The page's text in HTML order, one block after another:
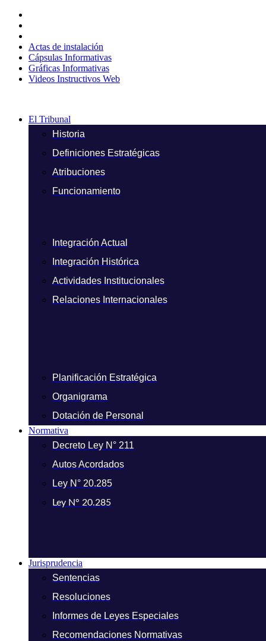
contenido
Actas de instalación
Cápsulas Informativas
Gráficas Informativas
Videos Instructivos Web
El Tribunal
Historia
Definiciones Estratégicas
Atribuciones
Funcionamiento
Integración Actual
Integración Histórica
Actividades Institucionales
Relaciones Internacionales
Planificación Estratégica
Organigrama
Dotación de Personal
Normativa
Decreto Ley N° 211
Autos Acordados
Ley N° 20.285
Ley N° 20.285
Jurisprudencia
Sentencias
Resoluciones
Informes de Leyes Especiales
Recomendaciones Normativas